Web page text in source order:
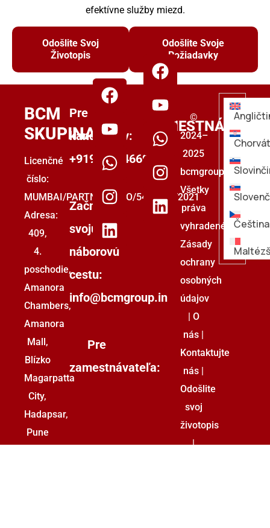
efektívne služby miezd.
Odošlite Svoj
Životopis
Odošlite Svoje
Požiadavky
BCM
SKUPINA
Licenčné
číslo:
MUMBAI/PARTNERSTVO/5493853/2021
Adresa:
409,
4.
poschodie,
Amanora
Chambers,
Amanora
Mall,
Blízko
Magarpatta
City,
Hadapsar,
Pune
Pre
kandidátov:
+919555446699
Začnite
svoju
náborovú
cestu:
info@bcmgroup.in
Pre
zamestnávateľa:
PRE
©
2024–
2025
bcmgroup.
Všetky
práva
vyhradené.
Zásady
ochrany
osobných
údajov
| O
nás |
Kontaktujte
nás |
Odošlite
svoj
životopis
|
Čeština